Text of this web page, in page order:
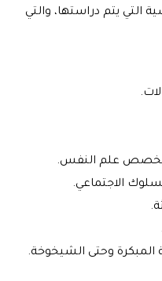
التي يتم دراستها، والتي
تخصص علم النفس.
الاجتماعي.
المبكرة وحتى الشيخوخة.